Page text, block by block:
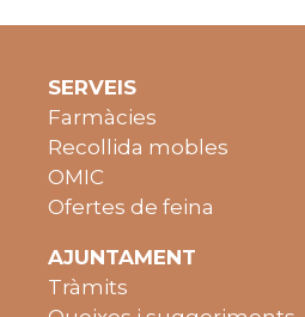
SERVEIS
Farmàcies
Recollida mobles
OMIC
Ofertes de feina
AJUNTAMENT
Tràmits